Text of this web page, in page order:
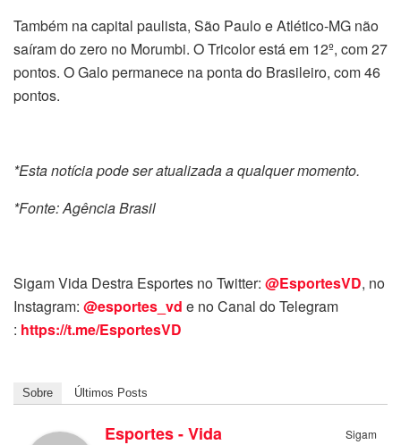
Também na capital paulista, São Paulo e Atlético-MG não
saíram do zero no Morumbi. O Tricolor está em 12º, com 27
pontos. O Galo permanece na ponta do Brasileiro, com 46
pontos.
*Esta notícia pode ser atualizada a qualquer momento.
*Fonte: Agência Brasil
Sigam Vida Destra Esportes no Twitter: @EsportesVD, no
Instagram: @esportes_vd e no Canal do Telegram
: https://t.me/EsportesVD
Sobre Últimos Posts
Sigam
Esportes - Vida